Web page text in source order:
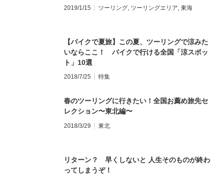
2019/1/15 ツーリング, ツーリングエリア, 東海
【バイクで夏旅】この夏、ツーリングで涼みた
いならここ！ バイクで行ける全国「涼スポッ
ト」10選
2018/7/25 特集
春のツーリングに行きたい！全国お薦め旅先セ
レクション〜東北編〜
2018/3/29 東北
リターン？ 早くしないと 人生そのものが終わ
ってしまうぞ！